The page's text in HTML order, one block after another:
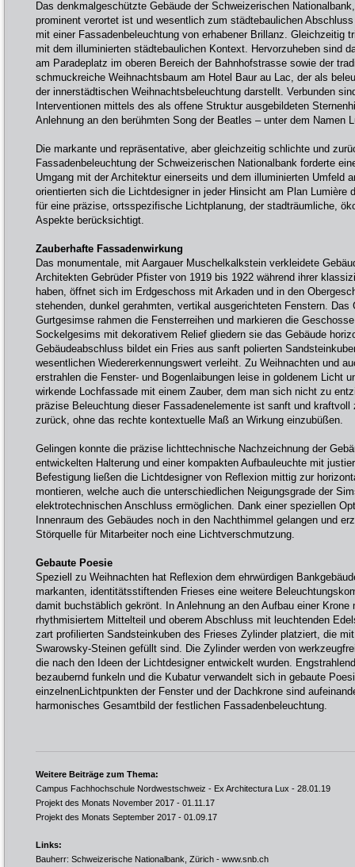
Das denkmalgeschützte Gebäude der Schweizerischen
prominent verortet ist und wesentlich zum städtebaulichen
mit einer Fassadenbeleuchtung von erhabener Brillanz. Gleichzeitig
mit dem illuminierten städtebaulichen Kontext. Hervorzuheben sind
am Paradeplatz im oberen Bereich der Bahnhofstrasse sowie der
schmuckreiche Weihnachtsbaum am Hotel Baur au Lac, der als
der innerstädtischen Weihnachtsbeleuchtung darstellt. Verbunden
Interventionen mittels des als offene Struktur ausgebildeten
Anlehnung an den berühmten Song der Beatles – unter dem Namen
Die markante und repräsentative, aber gleichzeitig schlichte und
Fassadenbeleuchtung der Schweizerischen Nationalbank forderte
Umgang mit der Architektur einerseits und dem illuminierten Umfeld
orientierten sich die Lichtdesigner in jeder Hinsicht am Plan Lumière
für eine präzise, ortsspezifische Lichtplanung, der stadträumliche,
Aspekte berücksichtigt.
Zauberhafte Fassadenwirkung
Das monumentale, mit Aargauer Muschelkalkstein verkleidete
Architekten Gebrüder Pfister von 1919 bis 1922 während ihrer
haben, öffnet sich im Erdgeschoss mit Arkaden und in den
stehenden, dunkel gerahmten, vertikal ausgerichteten Fenstern. Das
Gurtgesimse rahmen die Fensterreihen und markieren die
Sockelgesims mit dekorativem Relief gliedern sie das Gebäude
Gebäudeabschluss bildet ein Fries aus sanft polierten
wesentlichen Wiedererkennungswert verleiht. Zu Weihnachten und
erstrahlen die Fenster- und Bogenlaibungen leise in goldenem Licht
wirkende Lochfassade mit einem Zauber, dem man sich nicht zu
präzise Beleuchtung dieser Fassadenelemente ist sanft und
zurück, ohne das rechte kontextuelle Maß an Wirkung einzubüßen.
Gelingen konnte die präzise lichttechnische Nachzeichnung der
entwickelten Halterung und einer kompakten Aufbauleuchte mit
Befestigung ließen die Lichtdesigner von Reflexion mittig zur
montieren, welche auch die unterschiedlichen Neigungsgrade der
elektrotechnischen Anschluss ermöglichen. Dank einer speziellen
Innenraum des Gebäudes noch in den Nachthimmel gelangen und
Störquelle für Mitarbeiter noch eine Lichtverschmutzung.
Gebaute Poesie
Speziell zu Weihnachten hat Reflexion dem ehrwürdigen
markanten, identitätsstiftenden Frieses eine weitere
damit buchstäblich gekrönt. In Anlehnung an den Aufbau einer Krone
rhythmisiertem Mittelteil und oberem Abschluss mit leuchtenden
zart profilierten Sandsteinkuben des Frieses Zylinder platziert, die
Swarowsky-Steinen gefüllt sind. Die Zylinder werden von
die nach den Ideen der Lichtdesigner entwickelt wurden.
bezaubernd funkeln und die Kubatur verwandelt sich in gebaute
einzelnenLichtpunkten der Fenster und der Dachkrone sind
harmonisches Gesamtbild der festlichen Fassadenbeleuchtung.
Weitere Beiträge zum Thema:
Campus Fachhochschule Nordwestschweiz - Ex Architectura Lux - 28.01.19
Projekt des Monats November 2017 - 01.11.17
Projekt des Monats September 2017 - 01.09.17
Links:
Bauherr: Schweizerische Nationalbank, Zürich - www.snb.ch